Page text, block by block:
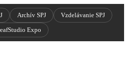
Archív SPJ
Vzdelávanie SPJ
Expo